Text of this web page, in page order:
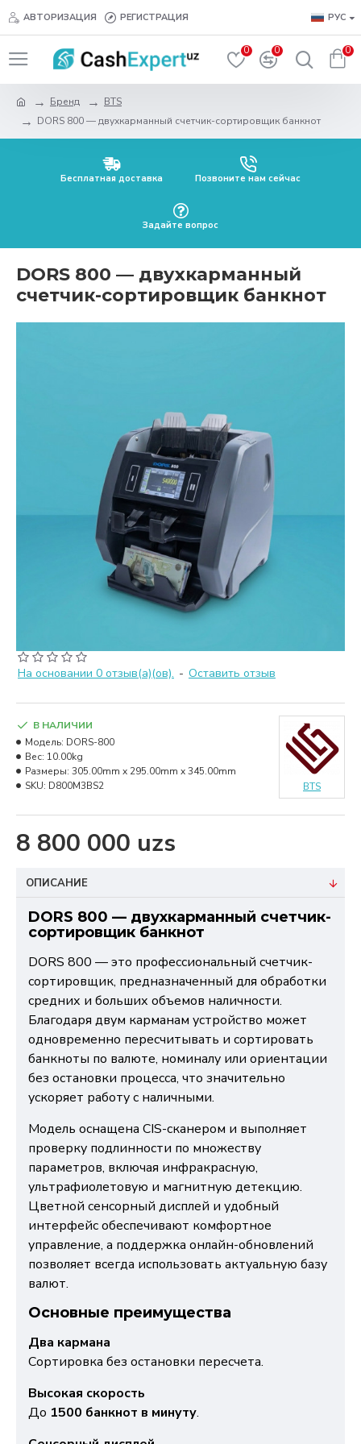
АВТОРИЗАЦИЯ РЕГИСТРАЦИЯ РУС
0 0 0
Бренд
BTS
DORS 800 — двухкарманный счетчик-сортировщик банкнот
Бесплатная доставка Позвоните нам сейчас
Задайте вопрос
DORS 800 — двухкарманный
счетчик-сортировщик банкнот
На основании 0 отзыв(а)(ов). - Оставить отзыв
8 800 000 uzs
В НАЛИЧИИ
Модель: DORS-800
Вес: 10.00kg
Размеры: 305.00mm x 295.00mm x 345.00mm
SKU: D800M3BS2 BTS
ОПИСАНИЕ
DORS 800 — двухкарманный счетчик-
сортировщик банкнот
DORS 800 — это профессиональный счетчик-
сортировщик, предназначенный для обработки
средних и больших объемов наличности.
Благодаря двум карманам устройство может
одновременно пересчитывать и сортировать
банкноты по валюте, номиналу или ориентации
без остановки процесса, что значительно
ускоряет работу с наличными.
Модель оснащена CIS-сканером и выполняет
проверку подлинности по множеству
параметров, включая инфракрасную,
ультрафиолетовую и магнитную детекцию.
Цветной сенсорный дисплей и удобный
интерфейс обеспечивают комфортное
управление, а поддержка онлайн-обновлений
позволяет всегда использовать актуальную базу
валют.
Основные преимущества
Два кармана
Сортировка без остановки пересчета.
Высокая скорость
До 1500 банкнот в минуту.